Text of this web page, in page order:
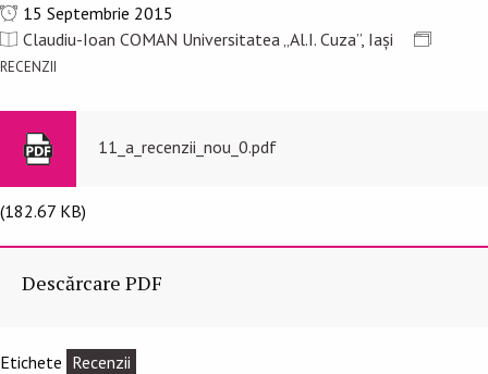
15 Septembrie 2015
Claudiu-Ioan COMAN Universitatea „Al.I. Cuza”, Iași
RECENZII
11_a_recenzii_nou_0.pdf
(182.67 KB)
Descărcare PDF
Etichete Recenzii